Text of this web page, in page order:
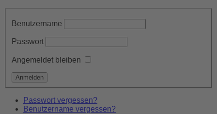
Benutzername
Passwort
Angemeldet bleiben
Passwort vergessen?
Benutzername vergessen?